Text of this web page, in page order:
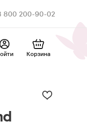
800 200-90-02
Корзина